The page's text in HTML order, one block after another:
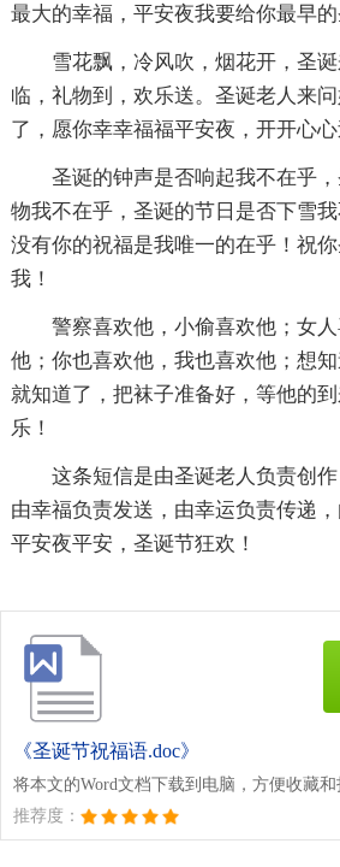
最大的幸福，平安夜我要给你最早的
雪花飘，冷风吹，烟花开，圣
临，礼物到，欢乐送。圣诞老人来
了，愿你幸幸福福平安夜，开开心心
圣诞的钟声是否响起我不在乎
物我不在乎，圣诞的节日是否下雪
没有你的祝福是我唯一的在乎！祝
我！
警察喜欢他，小偷喜欢他；女
他；你也喜欢他，我也喜欢他；想
就知道了，把袜子准备好，等他的
乐！
这条短信是由圣诞老人负责创
由幸福负责发送，由幸运负责传递
平安夜平安，圣诞节狂欢！
《圣诞节祝福语.doc》
将本文的Word文档下载到电脑，方便收藏和
推荐度：